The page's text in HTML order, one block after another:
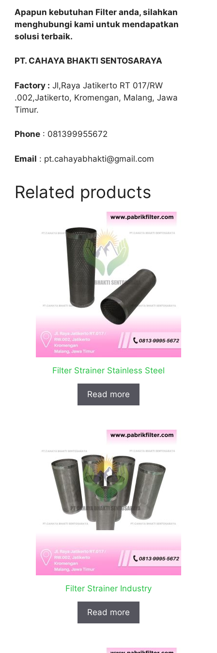
Apapun kebutuhan Filter anda, silahkan
menghubungi kami untuk mendapatkan
solusi terbaik.
PT. CAHAYA BHAKTI SENTOSARAYA
Factory : Jl,Raya Jatikerto RT 017/RW
.002,Jatikerto, Kromengan, Malang, Jawa
Timur.
Phone : 081399955672
Email : pt.cahayabhakti@gmail.com
Related products
Filter Strainer Stainless Steel
Read more
Filter Strainer Industry
Read more